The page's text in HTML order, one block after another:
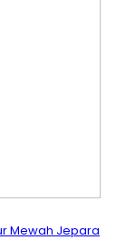
Mewah Jepara